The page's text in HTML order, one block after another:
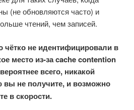
(не обновляются часто) и
чтений, чем записей.
не идентифицировали в
место из-за cache contention
всего, никакой
вы не получите, и возможно
в скорости.